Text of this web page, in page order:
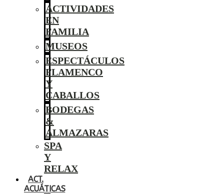
ACTIVIDADES
EN
FAMILIA
MUSEOS
ESPECTÁCULOS
FLAMENCO
Y
CABALLOS
BODEGAS
&
ALMAZARAS
SPA
Y
RELAX
ACT.
ACUÁTICAS